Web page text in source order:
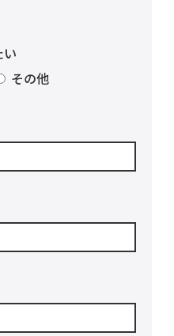
その他